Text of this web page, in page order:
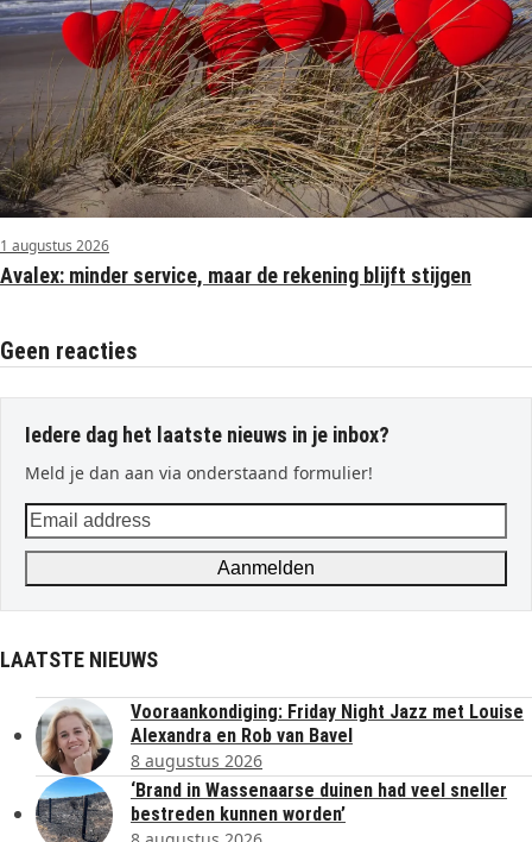
1 augustus 2026
Avalex: minder service, maar de rekening blijft stijgen
Geen reacties
Iedere dag het laatste nieuws in je inbox?
Meld je dan aan via onderstaand formulier!
Email
address
Aanmelden
LAATSTE NIEUWS
Vooraankondiging: Friday Night Jazz met Louise
Alexandra en Rob van Bavel
8 augustus 2026
‘Brand in Wassenaarse duinen had veel sneller
bestreden kunnen worden’